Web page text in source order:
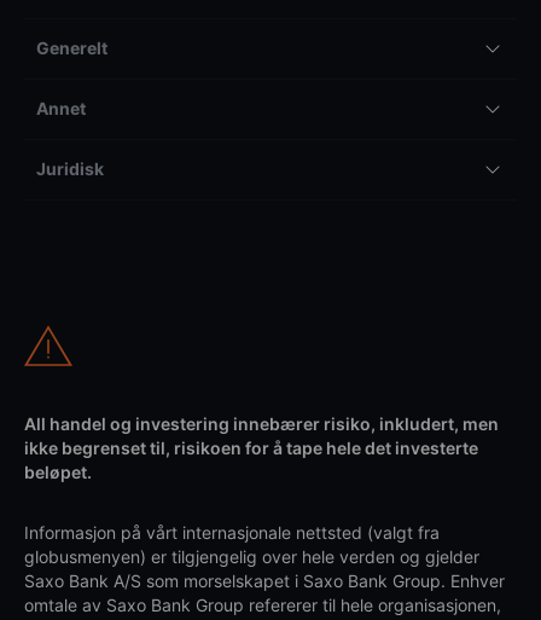
Generelt
Annet
Juridisk
All handel og investering innebærer risiko, inkludert, men
ikke begrenset til, risikoen for å tape hele det investerte
beløpet.
Informasjon på vårt internasjonale nettsted (valgt fra
globusmenyen) er tilgjengelig over hele verden og gjelder
Saxo Bank A/S som morselskapet i Saxo Bank Group. Enhver
omtale av Saxo Bank Group refererer til hele organisasjonen,